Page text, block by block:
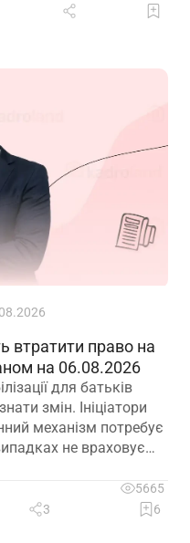
на ВЛК
втратити право на
на 06.08.2026
для батьків
змін. Ініціатори
механізм потребує
не враховує
офіційні
5665
3 6